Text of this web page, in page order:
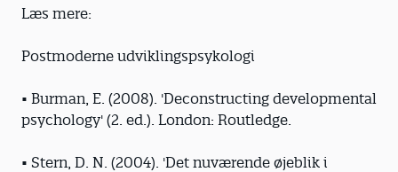
Læs mere:
Postmoderne udviklingspsykologi
• Burman, E. (2008). 'Deconstructing developmental
psychology' (2. ed.). London: Routledge.
• Stern, D. N. (2004). 'Det nuværende øjeblik i